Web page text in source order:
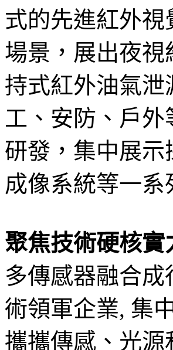
式的先進紅外
場景，展出夜
持式紅外油氣
工、安防、戶
研發，集中展
成像系統等一
聚焦技術硬核
多傳感器融合
術領軍企業, 集
攜攜傳感、光